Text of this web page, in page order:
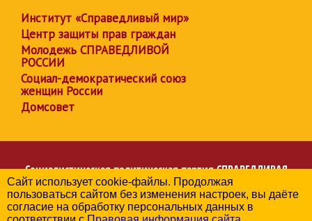
Институт «Справедливый мир»
Центр защиты прав граждан
Молодежь СПРАВЕДЛИВОЙ
РОССИИ
Социал-демократический союз
женщин России
Домсовет
Социалистическая политическая партияСПРАВЕДЛИВАЯ
РОССИЯ
Региональное отделение партии в Республике Дагестан
© 2006-2026
Сайт использует cookie-файлы. Продолжая
пользоваться сайтом без изменения настроек, вы даёте
согласие на обработку персональных данных в